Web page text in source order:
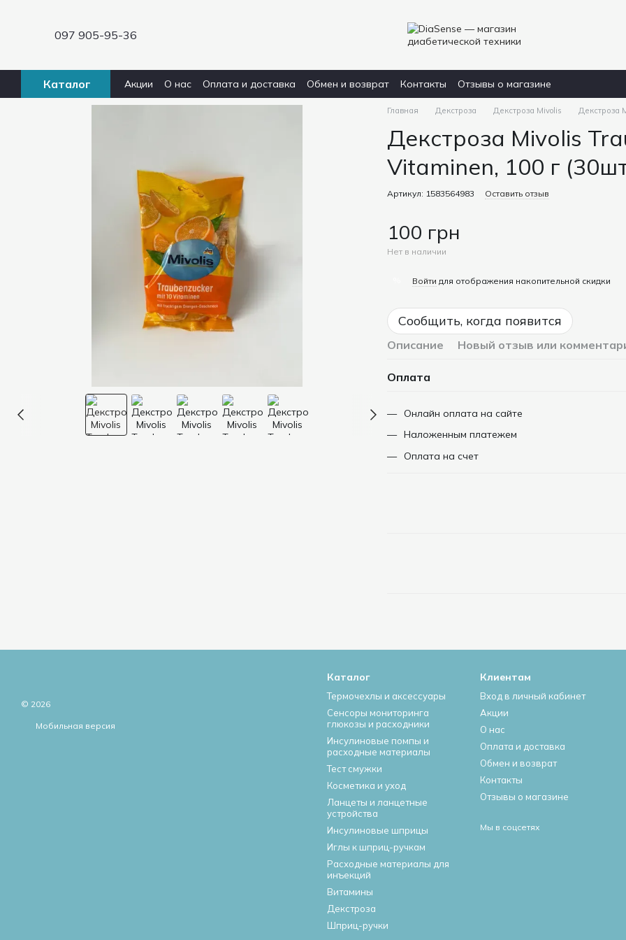
097 905-95-36
Каталог Акции О нас Оплата и доставка Обмен и возврат Контакты Отзывы о магазине
Главная Декстроза Декстроза Mivolis Декстроза
Декстроза Mivolis
Vitaminen, 100 г
Артикул: 1583564983 Оставить отзыв
100 грн
Нет в наличии
Войти для отображения накопительной скидки
Сообщить, когда появится
Описание Новый отзыв или
Оплата
Онлайн оплата на сайте
Наложенным платежем
Оплата на счет
© 2026
Мобильная версия
Каталог
Термочехлы и аксессуары
Сенсоры мониторинга
глюкозы и расходники
Инсулиновые помпы и
расходные материалы
Тест смужки
Косметика и уход
Ланцеты и ланцетные
устройства
Инсулиновые шприцы
Иглы к шприц-ручкам
Расходные материалы для
инъекций
Витамины
Декстроза
Шприц-ручки
Клиентам
Вход в личный кабинет
Акции
О нас
Оплата и доставка
Обмен и возврат
Контакты
Отзывы о магазине
Мы в соцсетях